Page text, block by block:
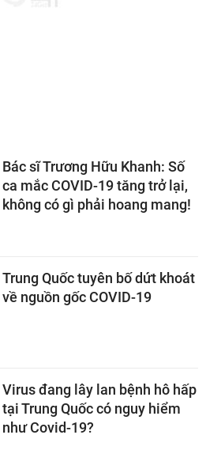
Bác sĩ Trương Hữu Khanh: Số
ca mắc COVID-19 tăng trở lại,
không có gì phải hoang mang!
Trung Quốc tuyên bố dứt khoát
về nguồn gốc COVID-19
Virus đang lây lan bệnh hô hấp
tại Trung Quốc có nguy hiểm
như Covid-19?